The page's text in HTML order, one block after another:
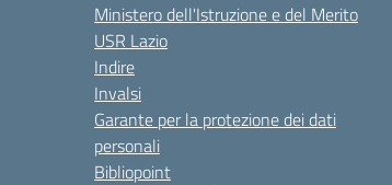
Ministero dell'Istruzione e del Merito
USR Lazio
Indire
Invalsi
Garante per la protezione dei dati
personali
Bibliopoint